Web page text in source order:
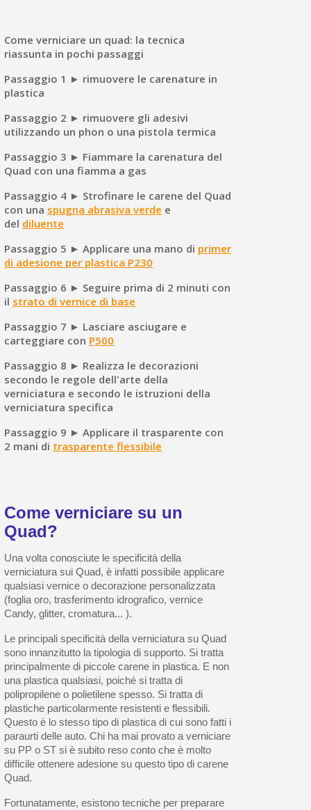
Come verniciare un quad: la tecnica
riassunta in pochi passaggi
Passaggio 1 ► rimuovere le carenature in
plastica
Passaggio 2 ► rimuovere gli adesivi
utilizzando un phon o una pistola termica
Passaggio 3 ► Fiammare la carenatura del
Quad con una fiamma a gas
Passaggio 4 ► Strofinare le carene del Quad
con una spugna abrasiva verde e
del diluente
Passaggio 5 ► Applicare una mano di primer
di adesione per plastica P230
Passaggio 6 ► Seguire prima di 2 minuti con
il strato di vernice di base
Passaggio 7 ► Lasciare asciugare e
carteggiare con P500
Passaggio 8 ► Realizza le decorazioni
secondo le regole dell'arte della
verniciatura e secondo le istruzioni della
verniciatura specifica
Passaggio 9 ► Applicare il trasparente con
2 mani di trasparente flessibile
Come verniciare su un
Quad?
Una volta conosciute le specificità della
verniciatura sui Quad, è infatti possibile applicare
qualsiasi vernice o decorazione personalizzata
(foglia oro, trasferimento idrografico, vernice
Candy, glitter, cromatura... ).
Le principali specificità della verniciatura su Quad
sono innanzitutto la tipologia di supporto. Si tratta
principalmente di piccole carene in plastica. E non
una plastica qualsiasi, poiché si tratta di
polipropilene o polietilene spesso. Si tratta di
plastiche particolarmente resistenti e flessibili.
Questo è lo stesso tipo di plastica di cui sono fatti i
paraurti delle auto. Chi ha mai provato a verniciare
su PP o ST si è subito reso conto che è molto
difficile ottenere adesione su questo tipo di carene
Quad.
Fortunatamente, esistono tecniche per preparare